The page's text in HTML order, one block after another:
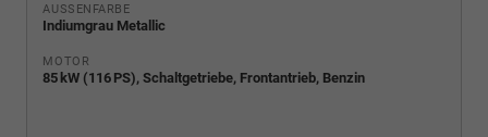
AUSSENFARBE
Indiumgrau Metallic
MOTOR
85 kW (116 PS), Schaltgetriebe, Frontantrieb, Benzin